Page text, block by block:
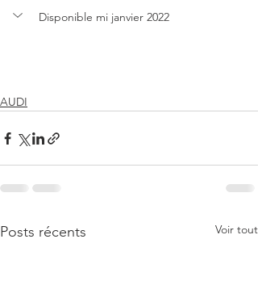
Disponible mi janvier 2022
AUDI
Posts récents Voir tout